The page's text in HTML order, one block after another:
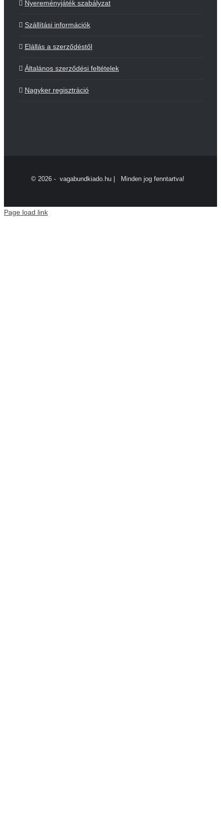
Nyereményjáték szabályzat
Szállítási információk
Elállás a szerződéstől
Általános szerződési feltételek
Nagyker regisztráció
© 2026 - vagabundkiado.hu | Minden jog fenntartva!
Page load link